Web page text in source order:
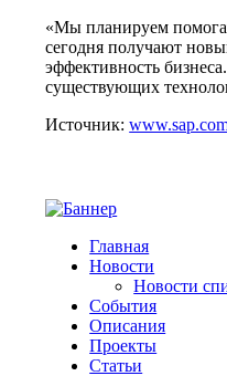
«Мы планируем
сегодня получают
эффективность
существующих
Источник:
Главная
Новости
Новости
События
Описания
Проекты
Статьи